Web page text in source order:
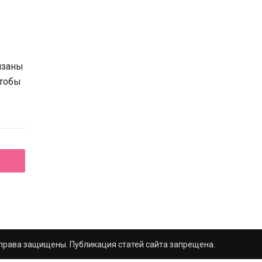
защищены. Публикация статей сайта запрещена.